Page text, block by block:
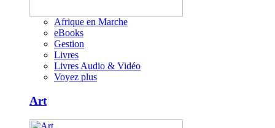
Afrique en Marche
eBooks
Gestion
Livres
Livres Audio & Vidéo
Voyez plus
Art